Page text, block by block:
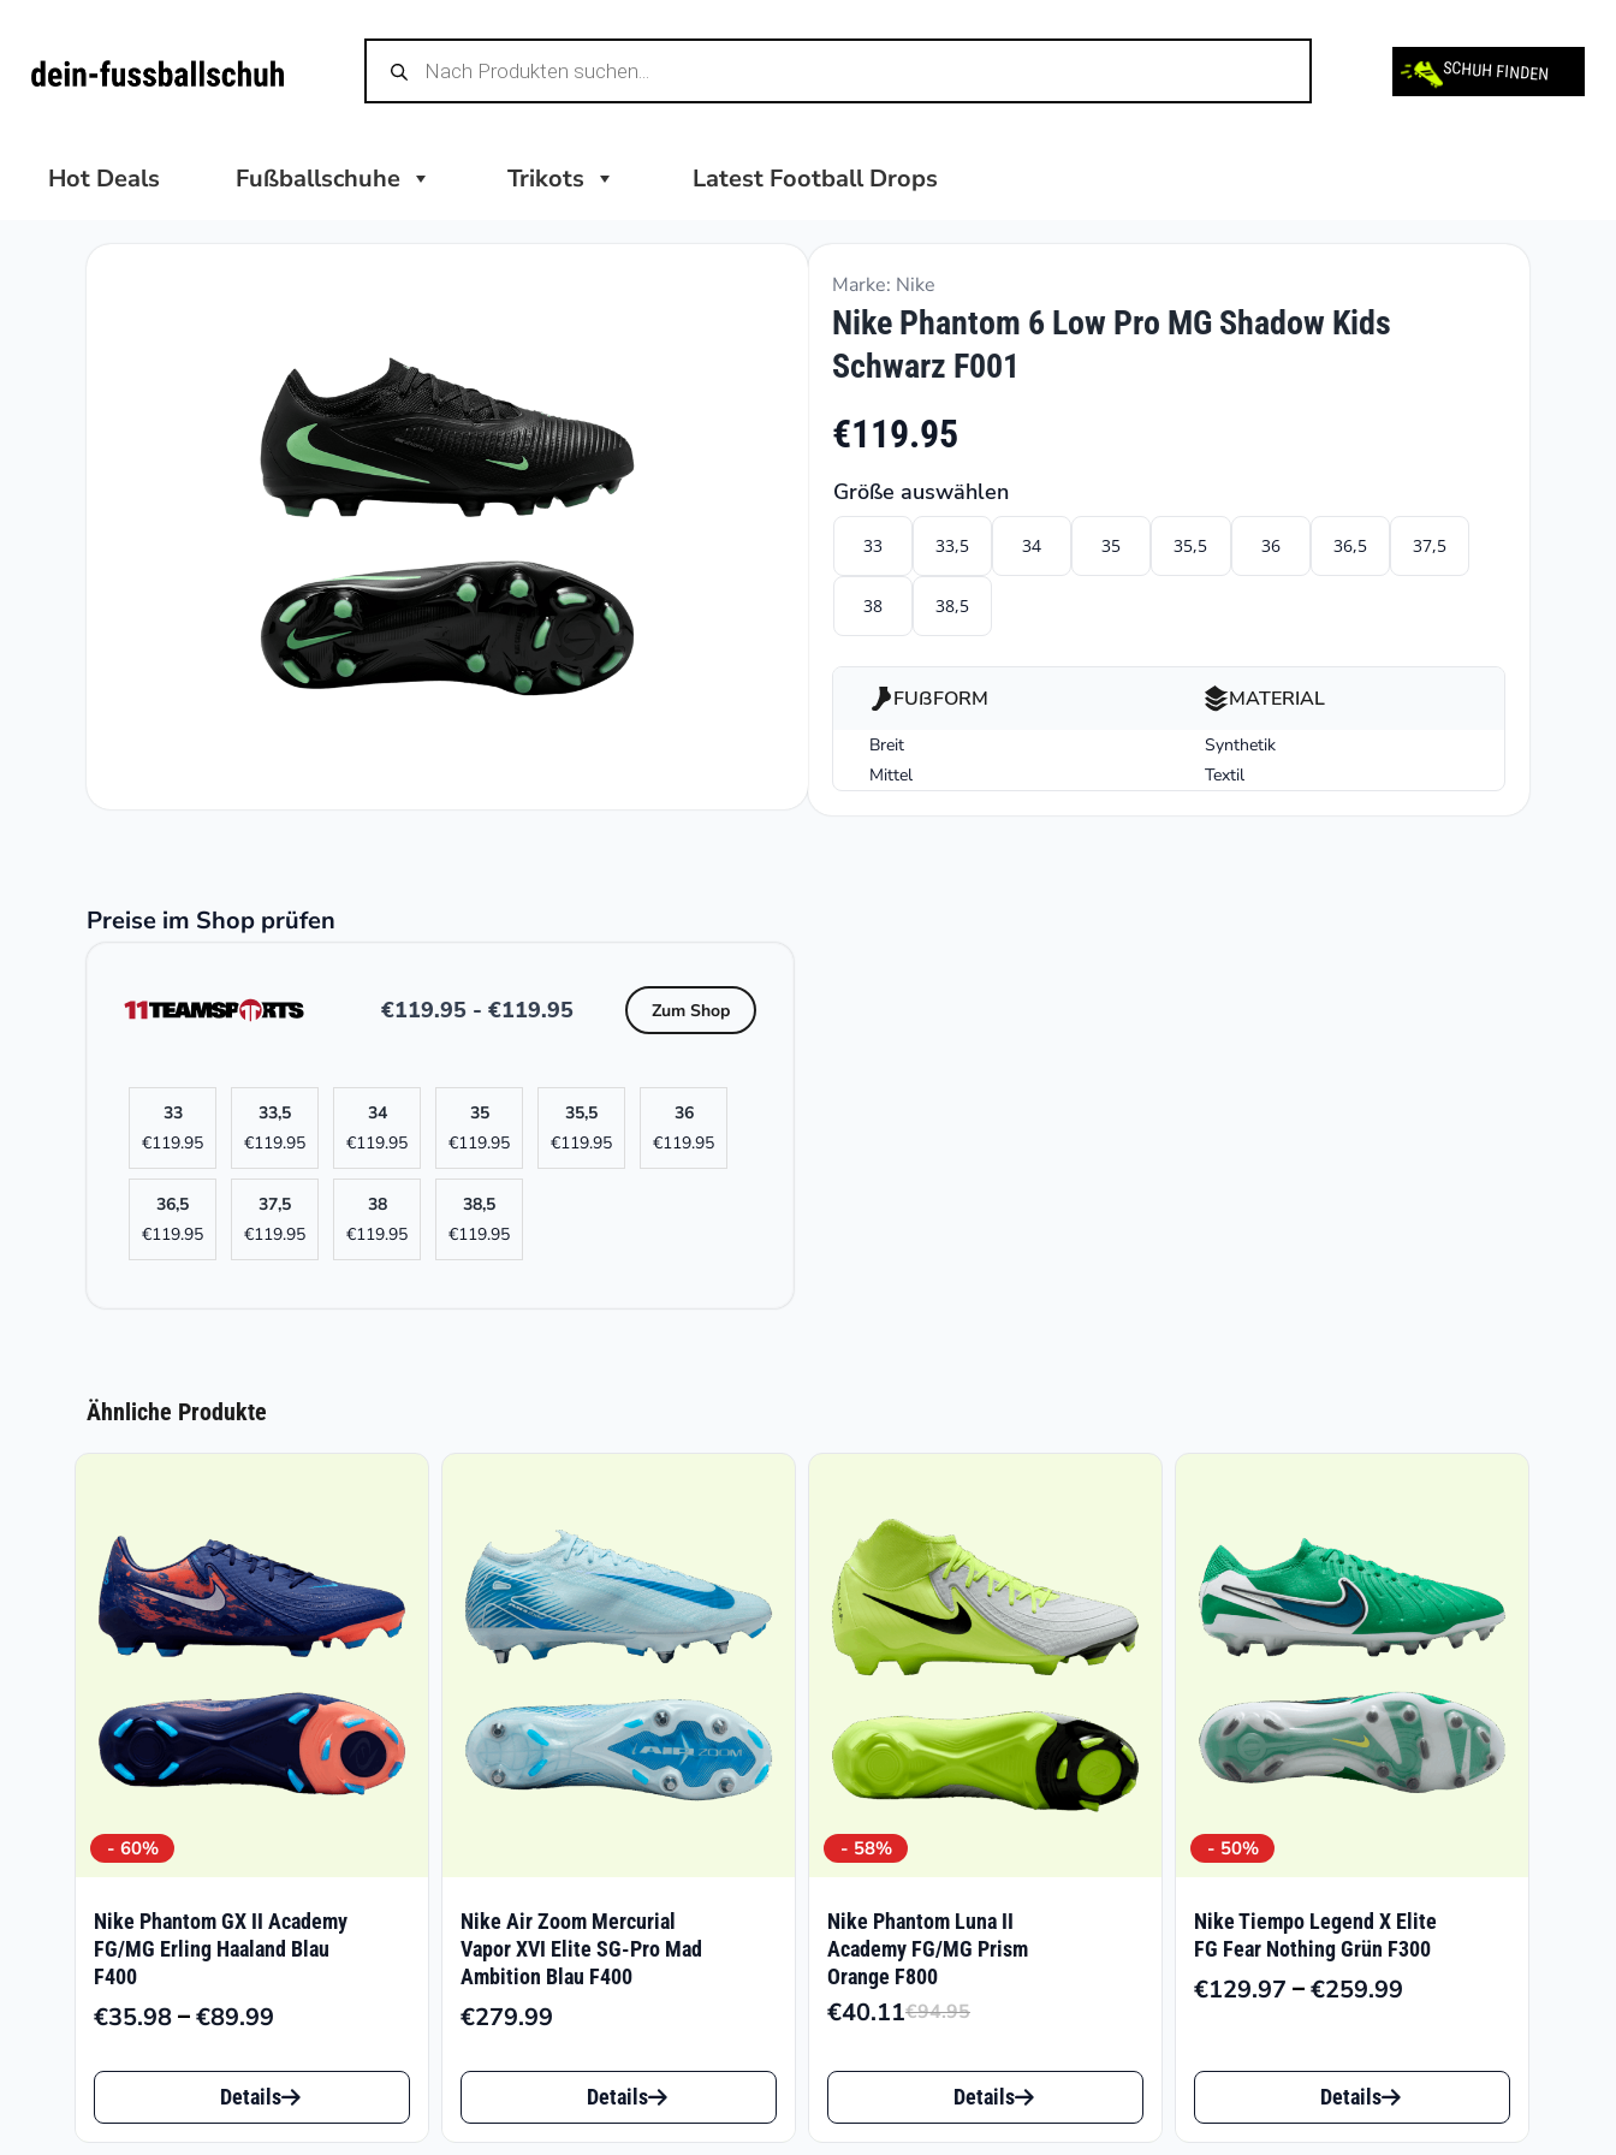
Inhalt
Products
search SCHUH FINDEN
Hot Deals Fußballschuhe Trikots Latest Football Drops
Marke: Nike
Nike Phantom 6 Low Pro MG Shadow Kids
Schwarz F001
€119.95
Größe auswählen
33 33,5 34 35 35,5 36 36,5 37,5
38 38,5
FUßFORM
Breit
Mittel
MATERIAL
Synthetik
Textil
Preise im Shop prüfen
€119.95 - €119.95 Zum Shop
33
€119.95
33,5
€119.95
34
€119.95
35
€119.95
35,5
€119.95
36
€119.95
36,5
€119.95
37,5
€119.95
38
€119.95
38,5
€119.95
Ähnliche Produkte
- 60%
Nike Phantom GX II Academy
FG/MG Erling Haaland Blau
F400
€35.98–€89.99Preisspanne:
bis
€89.99
Dieses
Produkt
Details
Nike Air Zoom Mercurial
Vapor XVI Elite SG-Pro Mad
Ambition Blau F400
€279.99
Dieses
Produkt
Details
- 58%
Nike Phantom Luna II
Academy FG/MG Prism
Orange F800
€94.95
war:
€94.95
€40.11
ist:
€40.11.
Dieses
Produkt
Details
- 50%
Nike Tiempo Legend X Elite
FG Fear Nothing Grün F300
€129.97 –€259.99Preisspanne:
bis
Dieses
Produkt
Details